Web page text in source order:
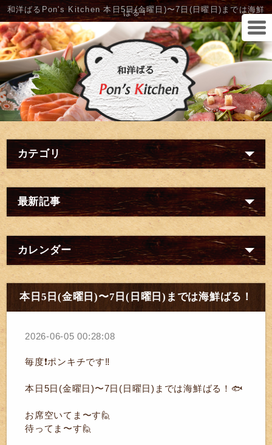
和洋ばるPon's Kitchen 本日5日(金曜日)〜7日(日曜日)までは海鮮
ばる！
カテゴリ
最新記事
カレンダー
本日5日(金曜日)〜7日(日曜日)までは海鮮ばる！
2026-06-05 00:28:08
毎度❗ポンキチです‼️
本日5日(金曜日)〜7日(日曜日)までは海鮮ばる！🐟️
お席空いてま〜す🙋
待ってま〜す🙋